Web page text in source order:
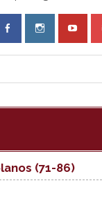
(71-86)